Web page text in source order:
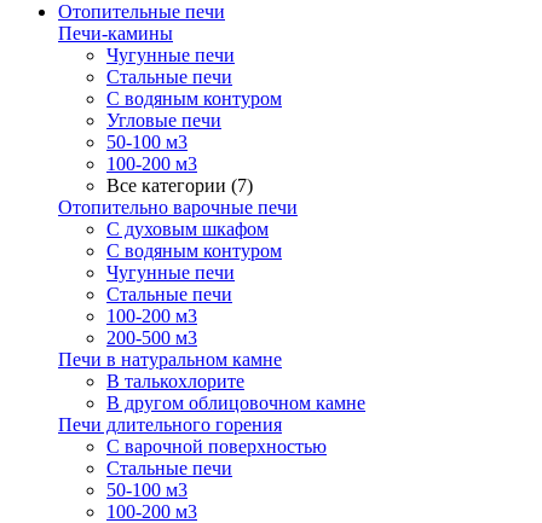
Отопительные печи
Печи-камины
Чугунные печи
Стальные печи
С водяным контуром
Угловые печи
50-100 м3
100-200 м3
Все категории (7)
Отопительно варочные печи
С духовым шкафом
С водяным контуром
Чугунные печи
Стальные печи
100-200 м3
200-500 м3
Печи в натуральном камне
В талькохлорите
В другом облицовочном камне
Печи длительного горения
С варочной поверхностью
Стальные печи
50-100 м3
100-200 м3